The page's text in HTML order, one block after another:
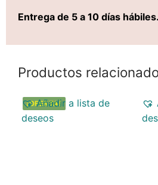
Entrega de 5 a 10 días hábiles.
Productos
¡OFERTA!
Añadir a lista de
deseos